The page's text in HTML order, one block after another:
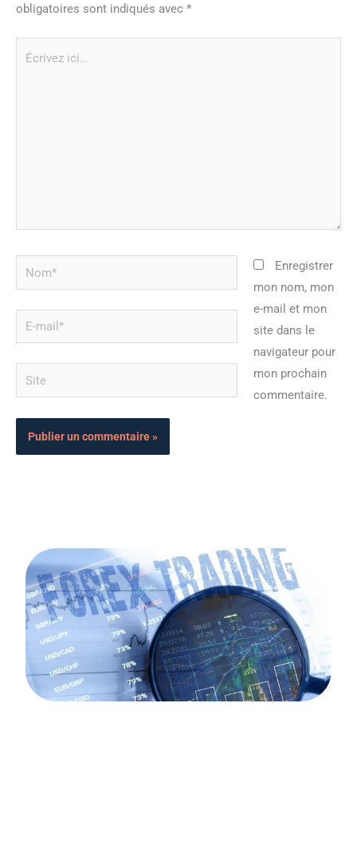
obligatoires sont indiqués avec *
Nom*
mail*
Site
Enregistrer
mon nom, mon
e-mail et mon
site dans le
navigateur pour
mon prochain
commentaire.